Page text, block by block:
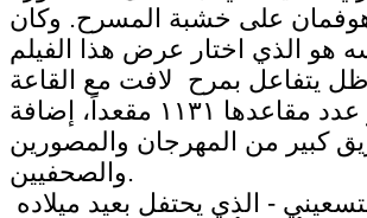
على خشبة المسرح. وكان
هو الذي اختار عرض هذا الفيلم
يتفاعل بمرح لافت مع القاعة
التي يتجاوز عدد مقاعدها ١١٣١ مقعداً، إضافة
كبير من المهرجان والمصورين
والصحفيين.